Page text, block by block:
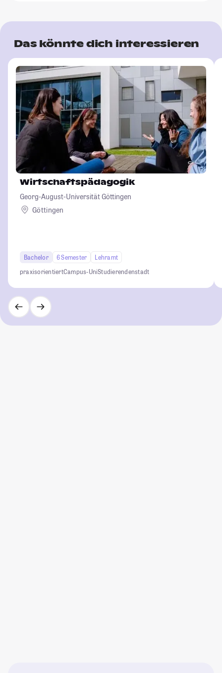
Das könnte dich interessieren
Wirtschaftspädagogik
Georg-August-Universität Göttingen
Göttingen
Bachelor 6 Semester
Lehramt
praxisorientiertCampus-UniStudierendenstadt